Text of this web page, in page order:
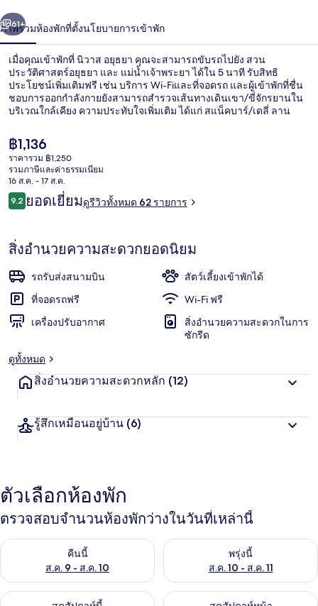
า
ถัดไป
61+
ภาพรวมห้องพักที่ตั้งนโยบายการเข้าพัก
เมื่อคุณเข้าพักที่ นิวาส อยุธยา คุณจะสามารถขับรถไปยัง สวน
ประวัติศาสตร์อยุธยา และ แม่น้ำเจ้าพระยา ได้ใน 5 นาที รับสิทธิ
ประโยชน์เพิ่มเติมฟรี เช่น บริการ Wi-Fiและที่จอดรถ และผู้เข้าพักที่ชื่น
ชอบการออกกำลังกายยังสามารถสำรวจเส้นทางเดินเขา/ขี่จักรยานใน
บริเวณใกล้เคียง ความประทับใจเพิ่มเติม ได้แก่ สแน็คบาร์/เดลี่ ลาน
ราคา
ปัจจุบัน
฿1,136
฿1,136
ราคารวม ฿1,250
รวมภาษีและค่าธรรมเนียม
16 ส.ค. - 17 ส.ค.
รีวิว
9.29.2 จาก 10
ยอดเยี่ยมดูรีวิวทั้งหมด 62 รายการ
สิ่งอำนวยความสะดวกยอดนิยม
รถรับส่งสนามบิน
สัตว์เลี้ยงเข้าพักได้
ที่จอดรถฟรี
Wi-Fi ฟรี
เครื่องปรับอากาศ
สิ่งอำนวยความสะดวกในการ
ซักรีด
ดูทั้งหมด
สิ่งอำนวยความสะดวกหลัก (12)
รู้สึกเหมือนอยู่บ้าน (6)
ตัวเลือกห้องพัก
ตรวจสอบจำนวนห้องพักว่างในวันที่เหล่านี้
คืนนี้
ส.ค. 9 - ส.ค. 10
ตรวจสอบจำนวนห้องพักว่างในคืนนี้ ส.ค. 9 - ส.ค. 10
พรุ่งนี้
ส.ค. 10 - ส.ค. 11
ตรวจสอบจำนวนห้องพักว่างใน
ตรวจสอบจำนวนห้องพักว่างในสุดสัปดาห์นี้ ส.ค. 14 - ส.ค. 16
ตรวจสอบจำนวนห้องพักว่างใน